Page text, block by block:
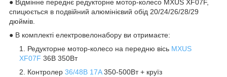
● Відмінне переднє редукторне мотор-колесо MXUS XF07F,
спицюється в подвійний алюмінієвий обід 20/24/26/28/29
дюймів.
● В комплекті електровелонабору ви отримаєте:
Редукторне мотор-колесо на передню вісь MXUS
XF07F 36В 350Вт
Контролер 36/48В 17A350-500Вт + круїз